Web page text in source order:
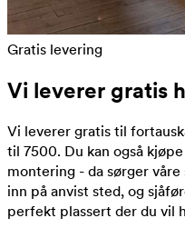
Gratis levering
Vi leverer gratis
Vi leverer gratis til
til 7500. Du kan også
montering - da sørger
inn på anvist sted, og
perfekt plassert der du vil